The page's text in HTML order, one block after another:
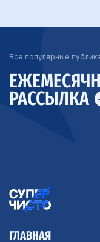
Все популярные
РАССЫЛКА
ГЛАВНАЯ